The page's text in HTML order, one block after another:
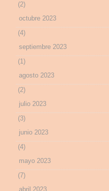
(2)
octubre 2023
(4)
septiembre 2023
(1)
agosto 2023
(2)
julio 2023
(3)
junio 2023
(4)
mayo 2023
(7)
abril 2023